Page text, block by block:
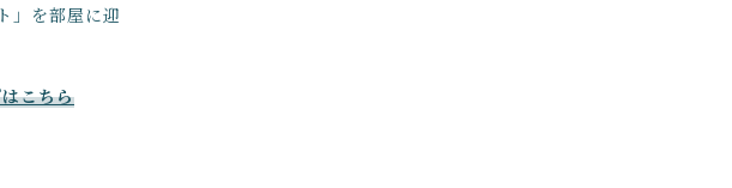
」を部屋に迎
こちら